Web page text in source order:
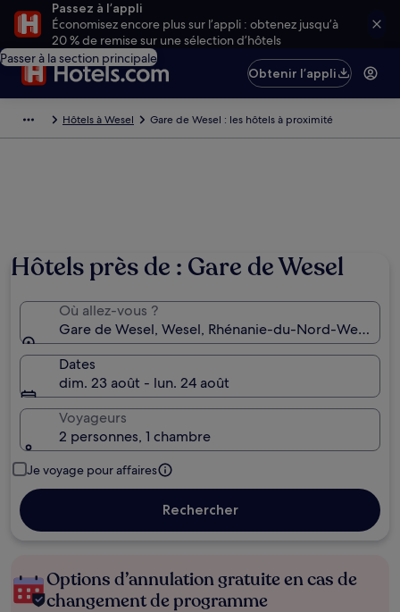
Passez à l’appli
Économisez encore plus sur l’appli : obtenez jusqu’à
20 % de remise sur une sélection d’hôtels
Passer à la section principale
Obtenir l’appli
Hôtels à Wesel Gare de Wesel : les hôtels à proximité
Hôtels près de : Gare de Wesel
Où allez-vous ?
Gare de Wesel, Wesel, Rhénanie-du-Nord-
Dates
dim. 23 août - lun. 24 août
Voyageurs
2 personnes, 1 chambre
Je voyage pour affaires
Rechercher
Options d’annulation gratuite en cas de
changement de programme